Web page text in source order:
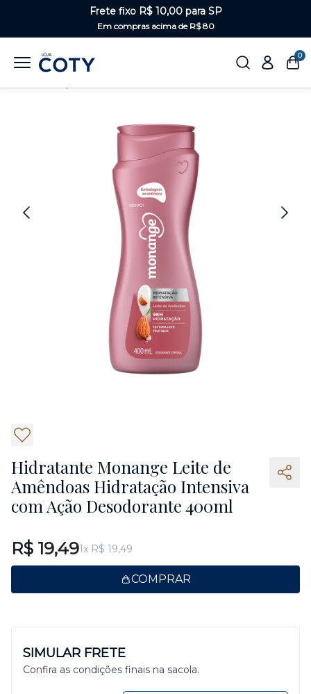
Frete fixo R$ 10,00 para SP
Em compras acima de R$ 80
0
Hidratante Monange Leite de
Amêndoas Hidratação Intensiva
com Ação Desodorante 400ml
R$ 19,491x R$ 19,49
COMPRAR
SIMULAR FRETE
Confira as condições finais na sacola.